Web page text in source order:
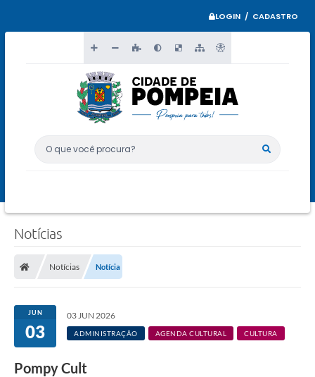
LOGIN / CADASTRO
O que você procura?
Notícias
Notícias Notícia
JUN
03
03 JUN 2026
ADMINISTRAÇÃO AGENDA CULTURAL CULTURA
Pompy Cult